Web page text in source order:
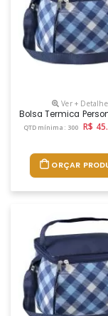
Ver +
Bolsa Termica
QTD mínima: 300 R$
ORÇAR